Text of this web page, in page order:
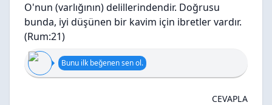
O'nun (varlığının) delillerindendir. Doğrusu
bunda, iyi düşünen bir kavim için ibretler vardır.
(Rum:21)
Bunu ilk beğenen sen ol.
CEVAPLA